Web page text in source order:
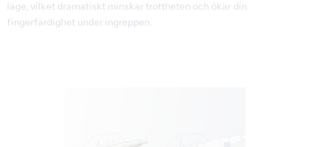
läge, vilket dramatiskt minskar tröttheten och ökar din
fingerfärdighet under ingreppen.